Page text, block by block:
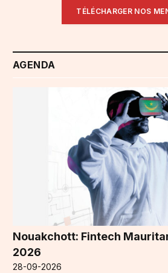
TÉLÉCHARGER NOS
AGENDA
Nouakchott: Fintech
2026
28-09-2026